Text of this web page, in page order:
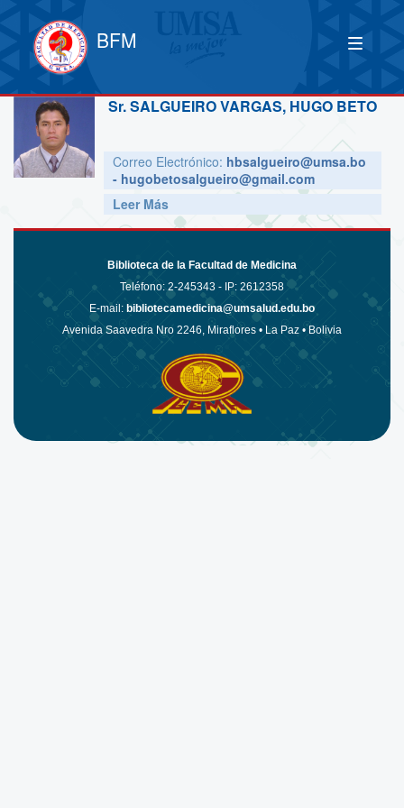
BFM
Sr.SALGUEIRO VARGAS, HUGO BETO
Correo Electrónico: hbsalgueiro@umsa.bo
- hugobetosalgueiro@gmail.com
Leer Más
Biblioteca de la Facultad de Medicina
Teléfono: 2-245343 - IP: 2612358
E-mail: bibliotecamedicina@umsalud.edu.bo
Avenida Saavedra Nro 2246, Miraflores • La Paz • Bolivia